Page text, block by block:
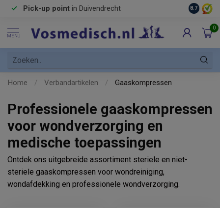
Pick-up point in Duivendrecht 8.7
MENU
0
Home / Verbandartikelen / Gaaskompressen
Professionele gaaskompressen
voor wondverzorging en
medische toepassingen
Ontdek ons uitgebreide assortiment steriele en niet-
steriele gaaskompressen voor wondreiniging,
wondafdekking en professionele wondverzorging.